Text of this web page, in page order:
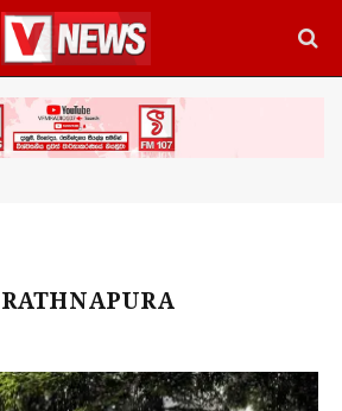
RATHNAPURA